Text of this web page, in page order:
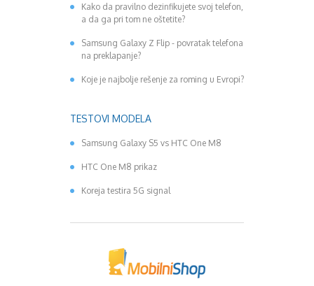
Kako da pravilno dezinfikujete svoj telefon,
a da ga pri tom ne oštetite?
Samsung Galaxy Z Flip - povratak telefona
na preklapanje?
Koje je najbolje rešenje za roming u Evropi?
TESTOVI MODELA
Samsung Galaxy S5 vs HTC One M8
HTC One M8 prikaz
Koreja testira 5G signal